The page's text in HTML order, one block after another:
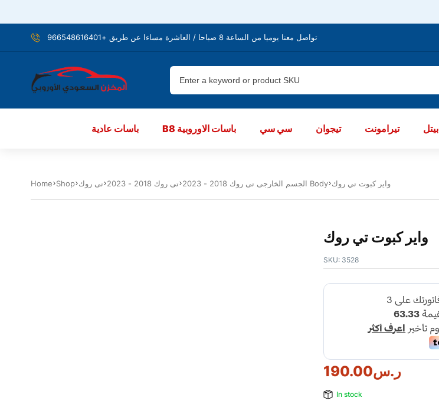
تواصل معنا يوميا من الساعة 8 صباحا / العاشرة مساءا عن طريق +966548616401
باسات عادية B8 باسات الاوروبية سي سي تيجوان تيرامونت بيتل
Home Shop تى روك تى روك 2018 - 2023 الجسم الخارجى تى روك 2018 - 2023 Body واير كبوت تي روك
واير كبوت تي روك
SKU: 3528
ر.س190.00
In stock